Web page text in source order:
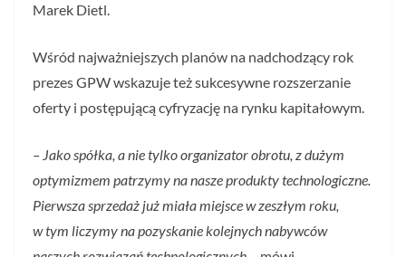
Marek Dietl.
Wśród najważniejszych planów na nadchodzący rok
prezes GPW wskazuje też sukcesywne rozszerzanie
oferty i postępującą cyfryzację na rynku kapitałowym.
– Jako spółka, a nie tylko organizator obrotu, z dużym
optymizmem patrzymy na nasze produkty technologiczne.
Pierwsza sprzedaż już miała miejsce w zeszłym roku,
w tym liczymy na pozyskanie kolejnych nabywców